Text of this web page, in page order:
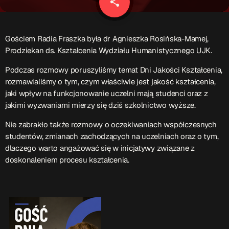
EKIPA
Podcasty
Przydatne linki
Strona UJK
Klub WSPAK
Punkt Interwencji Kryzysowej
Gościem Radia Fraszka była dr Agnieszka Rosińska-Mamej,
Prodziekan ds. Kształcenia Wydziału Humanistycznego UJK.
Podczas rozmowy poruszyliśmy temat Dni Jakości Kształcenia,
rozmawialiśmy o tym, czym właściwie jest jakość kształcenia,
jaki wpływ na funkcjonowanie uczelni mają studenci oraz z
jakimi wyzwaniami mierzy się dziś szkolnictwo wyższe.
Nie zabrakło także rozmowy o oczekiwaniach współczesnych
studentów, zmianach zachodzących na uczelniach oraz o tym,
dlaczego warto angażować się w inicjatywy związane z
doskonaleniem procesu kształcenia.